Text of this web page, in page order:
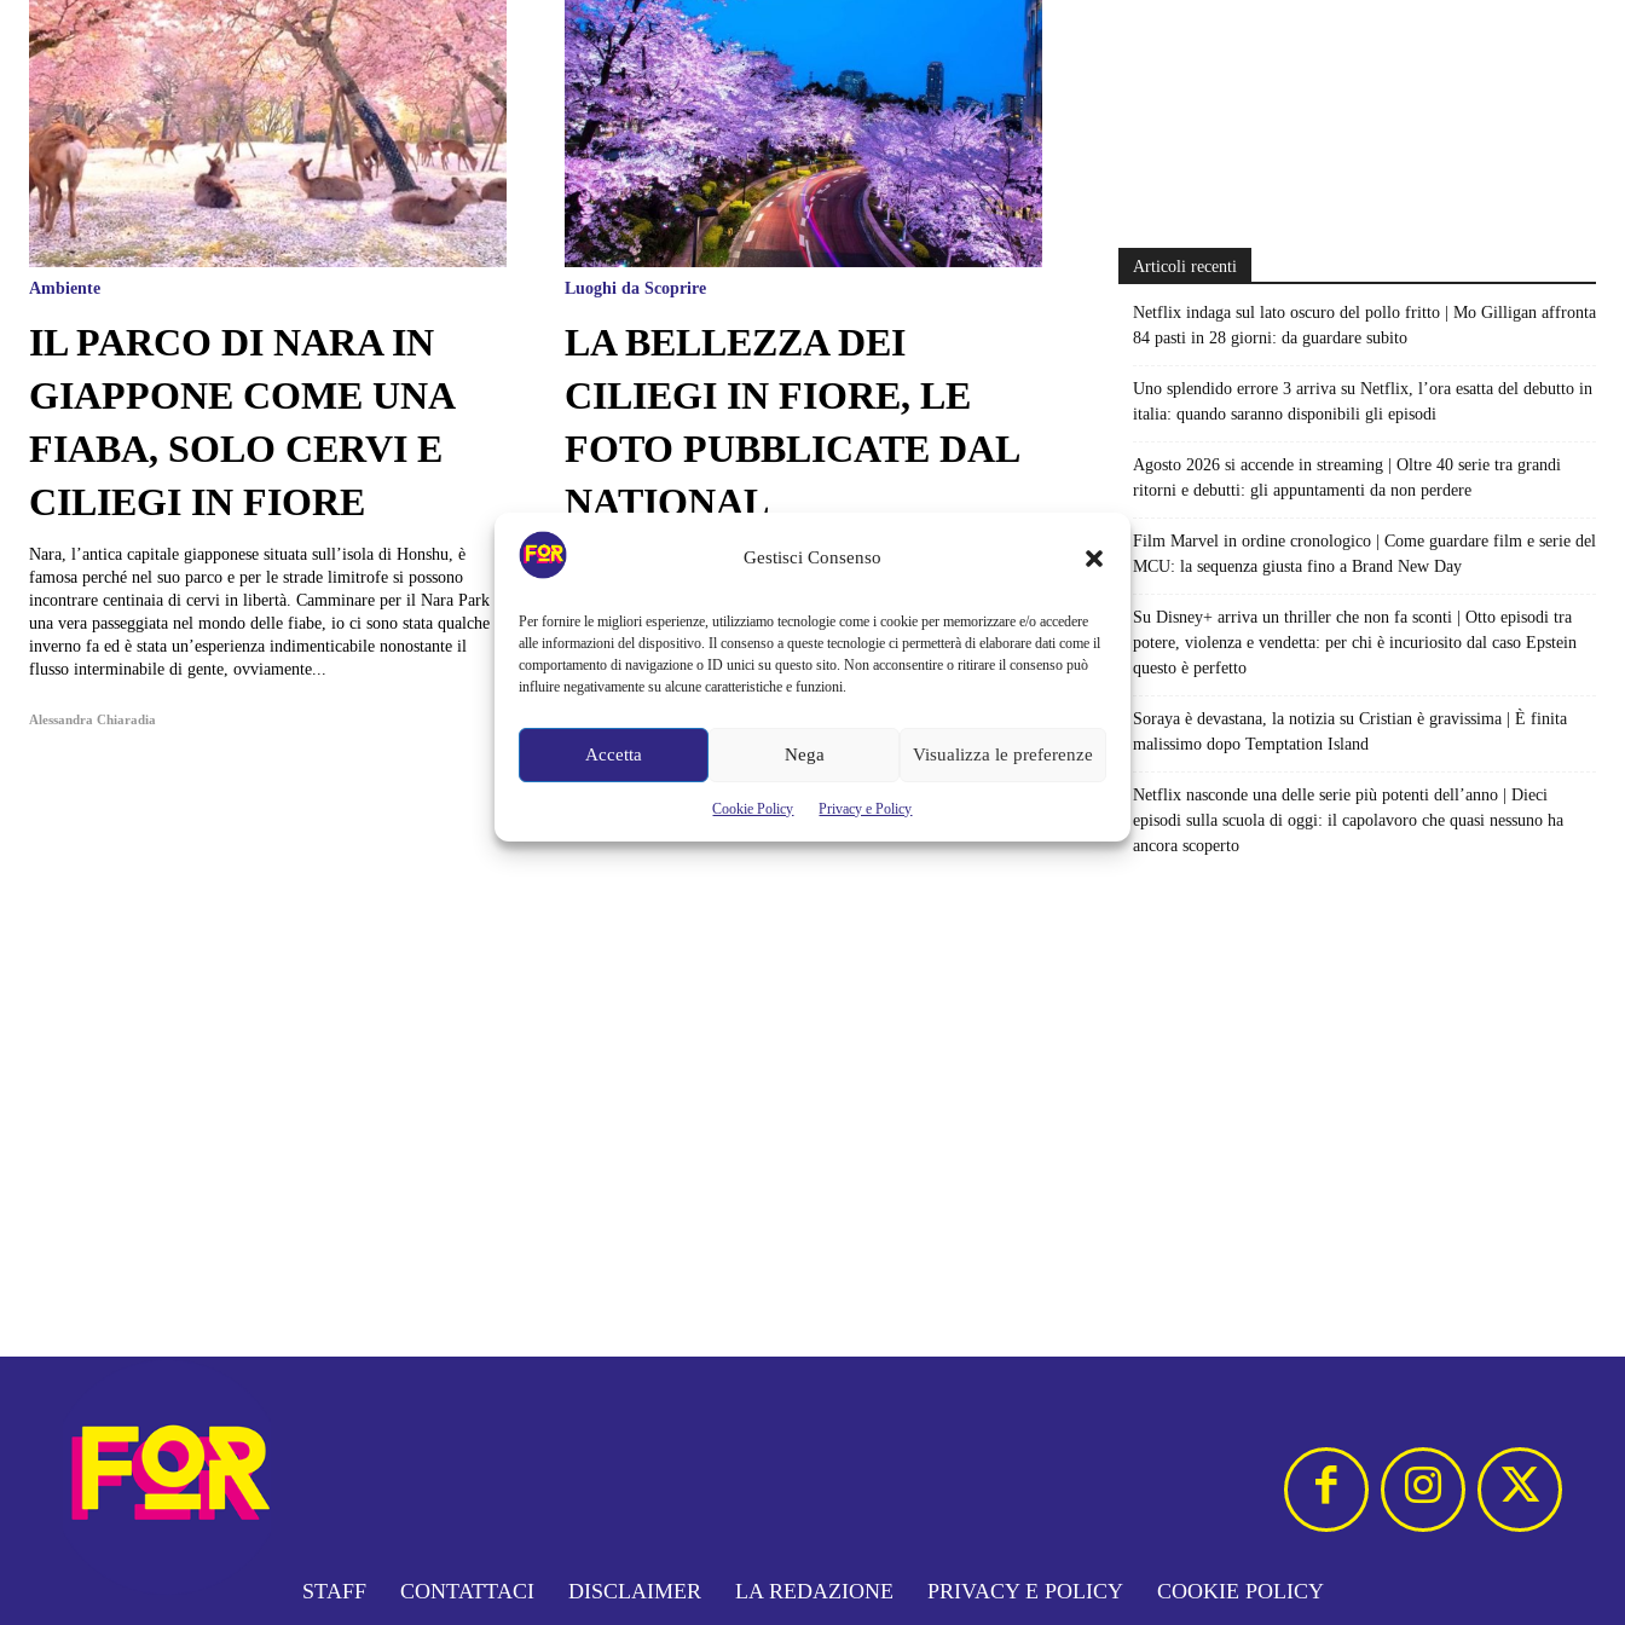
Gestisci Consenso
Per fornire le migliori esperienze, utilizziamo tecnologie come i cookie per memorizzare e/o accedere
alle informazioni del dispositivo. Il consenso a queste tecnologie ci permetterà di elaborare dati come il
comportamento di navigazione o ID unici su questo sito. Non acconsentire o ritirare il consenso può
influire negativamente su alcune caratteristiche e funzioni.
Accetta Nega Visualizza le preferenze
Cookie Policy Privacy e Policy
Ambiente
IL PARCO DI NARA IN
GIAPPONE COME UNA
FIABA, SOLO CERVI E
CILIEGI IN FIORE
Nara, l’antica capitale giapponese situata sull’isola di Honshu, è
famosa perché nel suo parco e per le strade limitrofe si possono
incontrare centinaia di cervi in libertà. Camminare per il Nara Park è
una vera passeggiata nel mondo delle fiabe, io ci sono stata qualche
inverno fa ed è stata un’esperienza indimenticabile nonostante il
flusso interminabile di gente, ovviamente...
Alessandra Chiaradia
Luoghi da Scoprire
LA BELLEZZA DEI
CILIEGI IN FIORE, LE
FOTO PUBBLICATE DAL
NATIONAL
GEOGRAPHIC
primavera e il paese si ferma per ammirare la fioritura dei ciliegi i
sakura. Questa tradizionale usanza si chiama hanami ed è talmente
importante che addirittura le agenzie metereologiche forniscono delle
previsioni accurate per sapere esattamente quando comincerà la
Articoli recenti
Netflix indaga sul lato oscuro del pollo fritto | Mo Gilligan affronta
84 pasti in 28 giorni: da guardare subito
Uno splendido errore 3 arriva su Netflix, l’ora esatta del debutto in
italia: quando saranno disponibili gli episodi
Agosto 2026 si accende in streaming | Oltre 40 serie tra grandi
ritorni e debutti: gli appuntamenti da non perdere
Film Marvel in ordine cronologico | Come guardare film e serie del
MCU: la sequenza giusta fino a Brand New Day
Su Disney+ arriva un thriller che non fa sconti | Otto episodi tra
potere, violenza e vendetta: per chi è incuriosito dal caso Epstein
questo è perfetto
Soraya è devastana, la notizia su Cristian è gravissima | È finita
malissimo dopo Temptation Island
Netflix nasconde una delle serie più potenti dell’anno | Dieci
episodi sulla scuola di oggi: il capolavoro che quasi nessuno ha
ancora scoperto
STAFF CONTATTACI DISCLAIMER LA REDAZIONE PRIVACY E POLICY COOKIE POLICY